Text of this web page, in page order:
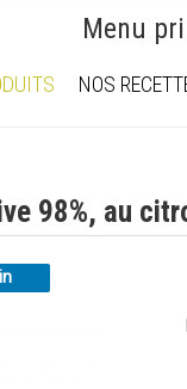
Menu
NOS
98%, au